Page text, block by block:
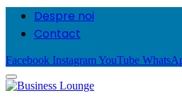
Despre noi
Contact
Facebook InstagramYouTube